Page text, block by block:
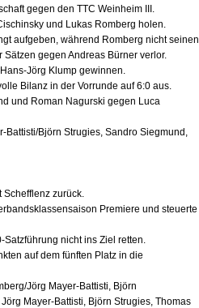
gegen den TTC Weinheim III.
und Lukas Romberg holen.
aufgeben, während Romberg nicht seinen
gegen Andreas Bürner verlor.
Jörg Klump gewinnen.
Bilanz in der Vorrunde auf 6:0 aus.
und Roman Nagurski gegen Luca
Battisti/Björn Strugies, Sandro Siegmund,
Schefflenz zurück.
Premiere und steuerte
nicht ins Ziel retten.
auf dem fünften Platz in die
Jörg Mayer-Battisti, Björn
Mayer-Battisti, Björn Strugies, Thomas